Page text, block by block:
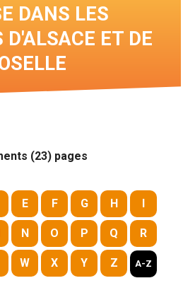
DANS LES
ET DE
(23) pages
E F G H
N O P Q R
W X Y Z A-Z